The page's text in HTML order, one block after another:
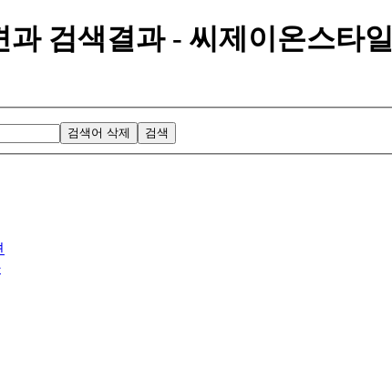
과 검색결과 - 씨제이온스타일
검색어 삭제 검색